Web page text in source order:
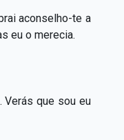
aconselho-te a
eu o merecia.
Verás que sou eu